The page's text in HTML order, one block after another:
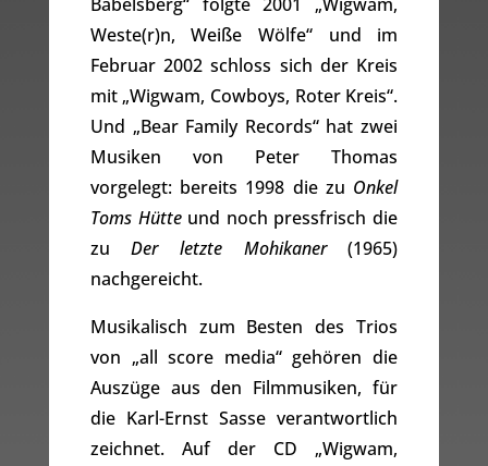
Weste(r)n, Weiße Wölfe“ und im
Februar 2002 schloss sich der Kreis
mit „Wigwam, Cowboys, Roter Kreis“.
Und „Bear Family Records“ hat zwei
Musiken von Peter Thomas
vorgelegt: bereits 1998 die zu Onkel
Toms Hütteund noch pressfrisch die
zuDer letzte Mohikaner(1965)
nachgereicht.
Musikalisch zum Besten des Trios
von „all score media“ gehören die
Auszüge aus den Filmmusiken, für
die Karl-Ernst Sasse verantwortlich
zeichnet. Auf der CD „Wigwam,